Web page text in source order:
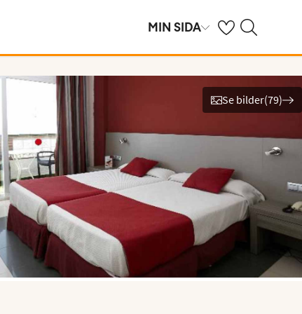
MIN SIDA Se dina sparade
Sök på ving.se
Se bilder(79)